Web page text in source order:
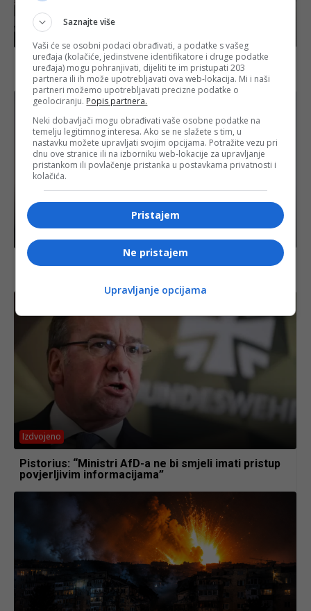
Izdvojeno
Pojačan promet na izlazu iz BiH: Evo gdje se vozi
usporeno zbog radova
Soreca danas posjećuje Brčko: U fokusu obnova
Izdvojeno
Pistorius: “Ministri AfD-a ne bi smjeli imati pristup
povjerljivim informacijama”
Saznajte više
Vaši će se osobni podaci obrađivati, a podatke s vašeg
uređaja (kolačiće, jedinstvene identifikatore i druge podatke
uređaja) mogu pohranjivati, dijeliti te im pristupati 203
partnera ili ih može upotrebljavati ova web-lokacija. Mi i naši
partneri možemo upotrebljavati precizne podatke o
geolociranju. Popis partnera.
Neki dobavljači mogu obrađivati vaše osobne podatke na
temelju legitimnog interesa. Ako se ne slažete s tim, u
nastavku možete upravljati svojim opcijama. Potražite vezu pri
dnu ove stranice ili na izborniku web-lokacije za upravljanje
pristankom ili povlačenje pristanka u postavkama privatnosti i
kolačića.
Pristajem
Ne pristajem
Upravljanje opcijama